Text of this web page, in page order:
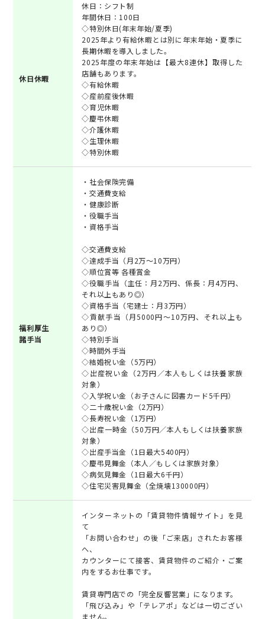
休日休暇
休日：シフト制
年間休日：100日
◇特別休日(年末年始/夏季)
2025年より有給休暇とは別に年末年始・夏季に
長期休暇を導入しました。
2025年度の年末年始は【最大8連休】取得した
店舗もあります。
◇有給休暇
◇産前産後休暇
◇育児休暇
◇慶弔休暇
◇介護休暇
◇生理休暇
◇特別休暇
福利厚生
諸手当
・社会保険完備
・交通費支給
・健康診断
・役職手当
・資格手当
◇交通費支給
◇達成手当（月2万～10万円）
◇順位賞等 各種賞金
◇役職手当（主任：月2万円、係長：月4万円、
それ以上もあり◎）
◇資格手当（宅建士：月3万円）
◇貢献手当（月5000円～10万円、それ以上も
あり◎）
◇特別手当
◇時間外手当
◇結婚祝い金（5万円）
◇出産祝い金（2万円／本人もしくは扶養家族
対象）
◇入学祝い金（お子さんに図書カード5千円）
◇二十歳祝い金（2万円）
◇長寿祝い金（1万円）
◇出産一時金（50万円／本人もしくは扶養家族
対象）
◇出産手当金（1日最大5400円）
◇慶弔見舞金（本人／もしくは家族対象）
◇病気見舞金（1日最大6千円）
◇住宅災害見舞金（全焼壊130000円）
インターネットの「賃貸物件情報サイト」を見
て
「お問い合わせ」の後「ご来店」されたお客様
へ、
カウンターにて接客、賃貸物件のご紹介・ご案
内をするお仕事です。
賃貸専門店での「完全反響営業」になります。
「飛び込み」や「テレアポ」などは一切ござい
ません。